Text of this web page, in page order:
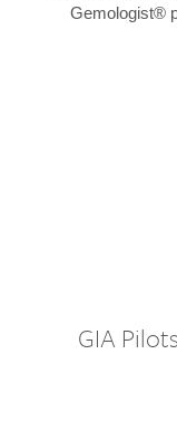
Gemologist®
GIA